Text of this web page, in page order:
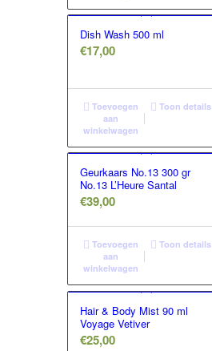
Dish Wash 500 ml
€17,00
Toevoegen
aan
winkelwagen
Toon details
Geurkaars No.13 300 gr
No.13 L’Heure Santal
€39,00
Toevoegen
aan
winkelwagen
Toon details
Hair & Body Mist 90 ml
Voyage Vetiver
€25,00